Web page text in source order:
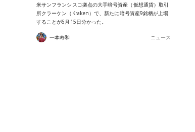
米サンフランシスコ拠点の大手暗号資産（仮想通貨）取引
所クラーケン（Kraken）で、新たに暗号資産9銘柄が上場
することが6月15日分かった。
一本寿和 ニュース